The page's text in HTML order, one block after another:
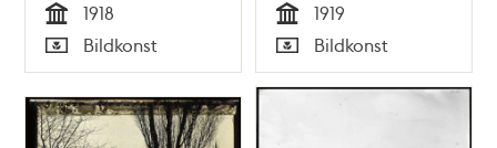
Tid
1918
Typ
Bildkonst Tid
1919
Typ
Bildkonst